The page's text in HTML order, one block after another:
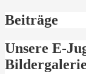
Beiträge
Unsere E-